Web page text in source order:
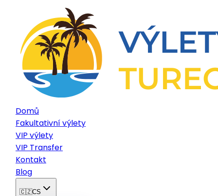
Domů
Fakultativní výlety
VIP výlety
VIP Transfer
Kontakt
Blog
🇨🇿CS